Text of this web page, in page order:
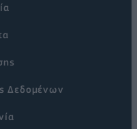
Δεδομένων